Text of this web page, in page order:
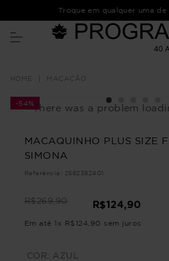
Troque em qualquer uma de
MACACÃO
There was a problem
-54%
MACAQUINHO PLUS SIZE
SIMONA
Referência : 2562382401
R$269,90 R$124,90
Em até 1 x R$ 124 90 sem juros
COR: AZUL